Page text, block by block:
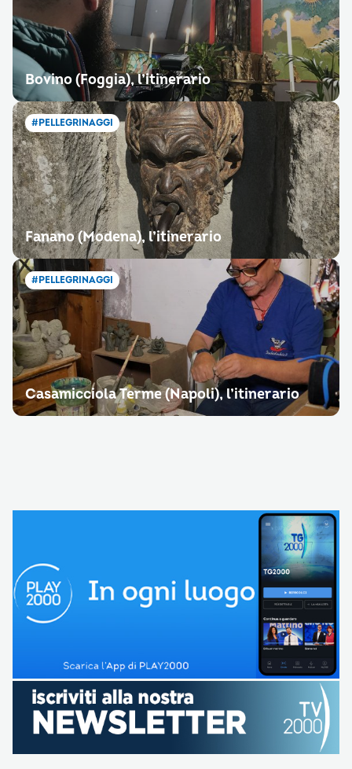
Bovino (Foggia), l’itinerario
#PELLEGRINAGGI
Fanano (Modena), l’itinerario
#PELLEGRINAGGI
Casamicciola Terme (Napoli), l’itinerario